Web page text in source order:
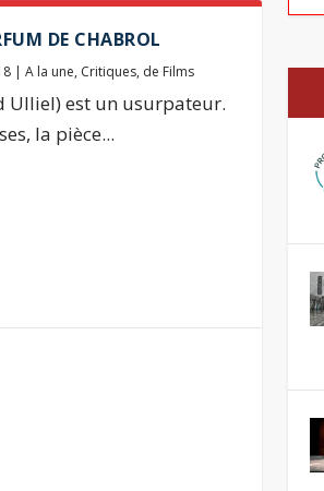
DE CHABROL
| A la une, Critiques, de Films
Ulliel) est un usurpateur.
la pièce...